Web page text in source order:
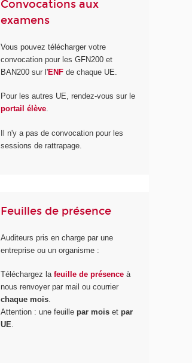
Convocations aux
examens
Vous pouvez télécharger votre
convocation pour les GFN200 et
BAN200 sur l'ENF de chaque UE.
Pour les autres UE, rendez-vous sur le
portail élève.
Il n'y a pas de convocation pour les
sessions de rattrapage.
Feuilles de présence
Auditeurs pris en charge par une
entreprise ou un organisme :
Téléchargez lafeuille de présence à
nous renvoyer par mail ou courrier
chaque mois.
Attention : une feuillepar mois etpar
UE.